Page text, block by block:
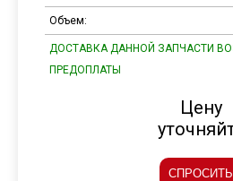
Объем:
ДОСТАВКА ДАННОЙ ЗАПЧАСТИ
ПРЕДОПЛАТЫ
Цену
СПРОСИТЬ